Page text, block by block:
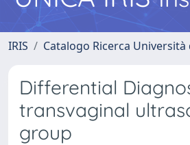
IRIS Catalogo Ricerca Università
Differential
transvaginal
group